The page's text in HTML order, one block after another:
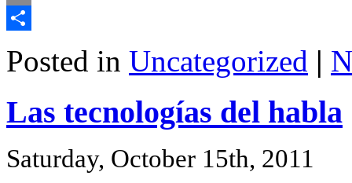
Email
Posted in Uncategorized |
Las tecnologías del habla
Saturday, October 15th, 2011